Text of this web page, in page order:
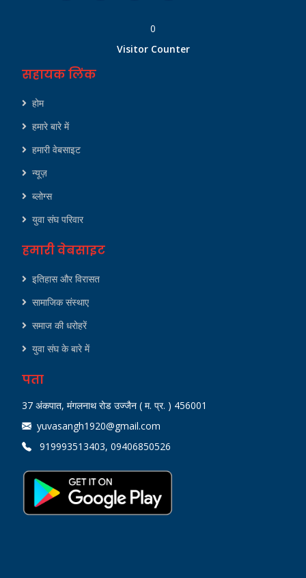
0
Visitor Counter
सहायक लिंक
होम
हमारे बारे में
हमारी वेबसाइट
न्यूज़
ब्लोग्स
युवा संघ परिवार
हमारी वेबसाइट
इतिहास और विरासत
सामाजिक संस्थाए
समाज की धरोहरें
युवा संघ के बारे में
पता
37 अंकपात, मंगलनाथ रोड उज्जैन ( म. प्र. ) 456001
yuvasangh1920@gmail.com
919993513403, 09406850526